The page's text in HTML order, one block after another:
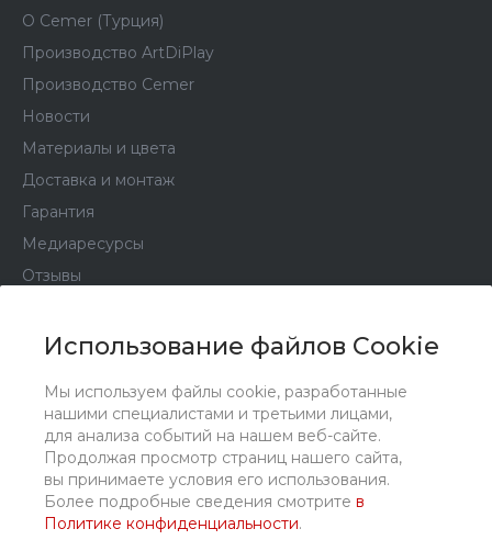
Использование файлов Cookie
Мы используем файлы cookie, разработанные
нашими специалистами и третьими лицами,
для анализа событий на нашем веб-сайте.
Продолжая просмотр страниц нашего сайта,
вы принимаете условия его использования.
Более подробные сведения смотрите в
Политике конфиденциальности.
О Сemer (Турция)
Производство ArtDiPlay
Производство Cemer
Новости
Материалы и цвета
Доставка и монтаж
Гарантия
Медиаресурсы
Отзывы
Политика конфиденциальности
Пользовательское соглашение
Каталог
Услуги